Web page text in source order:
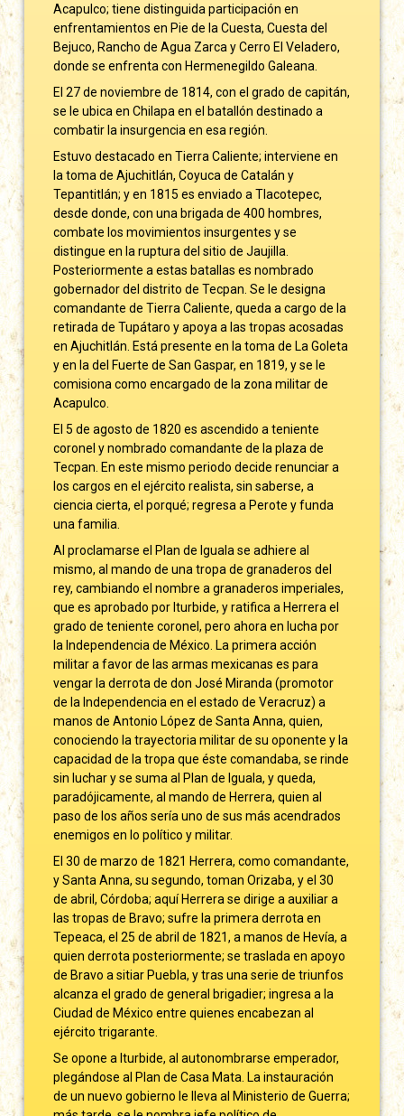
Acapulco; tiene distinguida participación en
enfrentamientos en Pie de la Cuesta, Cuesta del
Bejuco, Rancho de Agua Zarca y Cerro El Veladero,
donde se enfrenta con Hermenegildo Galeana.
El 27 de noviembre de 1814, con el grado de capitán,
se le ubica en Chilapa en el batallón destinado a
combatir la insurgencia en esa región.
Estuvo destacado en Tierra Caliente; interviene en
la toma de Ajuchitlán, Coyuca de Catalán y
Tepantitlán; y en 1815 es enviado a Tlacotepec,
desde donde, con una brigada de 400 hombres,
combate los movimientos insurgentes y se
distingue en la ruptura del sitio de Jaujilla.
Posteriormente a estas batallas es nombrado
gobernador del distrito de Tecpan. Se le designa
comandante de Tierra Caliente, queda a cargo de la
retirada de Tupátaro y apoya a las tropas acosadas
en Ajuchitlán. Está presente en la toma de La Goleta
y en la del Fuerte de San Gaspar, en 1819, y se le
comisiona como encargado de la zona militar de
Acapulco.
El 5 de agosto de 1820 es ascendido a teniente
coronel y nombrado comandante de la plaza de
Tecpan. En este mismo periodo decide renunciar a
los cargos en el ejército realista, sin saberse, a
ciencia cierta, el porqué; regresa a Perote y funda
una familia.
Al proclamarse el Plan de Iguala se adhiere al
mismo, al mando de una tropa de granaderos del
rey, cambiando el nombre a granaderos imperiales,
que es aprobado por Iturbide, y ratifica a Herrera el
grado de teniente coronel, pero ahora en lucha por
la Independencia de México. La primera acción
militar a favor de las armas mexicanas es para
vengar la derrota de don José Miranda (promotor
de la Independencia en el estado de Veracruz) a
manos de Antonio López de Santa Anna, quien,
conociendo la trayectoria militar de su oponente y la
capacidad de la tropa que éste comandaba, se rinde
sin luchar y se suma al Plan de Iguala, y queda,
paradójicamente, al mando de Herrera, quien al
paso de los años sería uno de sus más acendrados
enemigos en lo político y militar.
El 30 de marzo de 1821 Herrera, como comandante,
y Santa Anna, su segundo, toman Orizaba, y el 30
de abril, Córdoba; aquí Herrera se dirige a auxiliar a
las tropas de Bravo; sufre la primera derrota en
Tepeaca, el 25 de abril de 1821, a manos de Hevía, a
quien derrota posteriormente; se traslada en apoyo
de Bravo a sitiar Puebla, y tras una serie de triunfos
alcanza el grado de general brigadier; ingresa a la
Ciudad de México entre quienes encabezan al
ejército trigarante.
Se opone a Iturbide, al autonombrarse emperador,
plegándose al Plan de Casa Mata. La instauración
de un nuevo gobierno le lleva al Ministerio de Guerra;